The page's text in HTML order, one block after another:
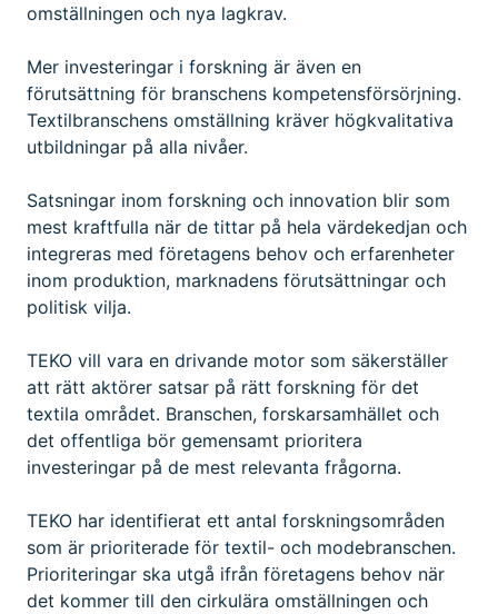
omställningen och nya lagkrav.
Mer investeringar i forskning är även en
förutsättning för branschens kompetensförsörjning.
Textilbranschens omställning kräver högkvalitativa
utbildningar på alla nivåer.
Satsningar inom forskning och innovation blir som
mest kraftfulla när de tittar på hela värdekedjan och
integreras med företagens behov och erfarenheter
inom produktion, marknadens förutsättningar och
politisk vilja.
TEKO vill vara en drivande motor som säkerställer
att rätt aktörer satsar på rätt forskning för det
textila området. Branschen, forskarsamhället och
det offentliga bör gemensamt prioritera
investeringar på de mest relevanta frågorna.
TEKO har identifierat ett antal forskningsområden
som är prioriterade för textil- och modebranschen.
Prioriteringar ska utgå ifrån företagens behov när
det kommer till den cirkulära omställningen och